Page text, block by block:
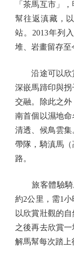
「茶馬互市」
幫往返滇藏，
站。2013年列
堆、岩畫留存至
沿途可以欣賞
深嵌馬蹄印與
交融。除此之
南首個以濕地
清透、候鳥雲
帶隊，騎滇馬
路。
旅客體驗騎
約2公里，需1
以欣賞壯觀的
之後再去欣賞
解馬幫每次踏上